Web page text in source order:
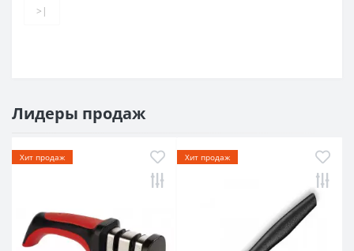
>|
Лидеры продаж
Хит продаж Хит продаж